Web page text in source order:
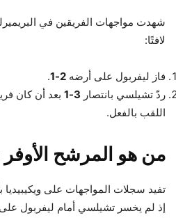
شهدت مواجهات الفريقين في
لافتًا:
فاز ليفربول على أرضه 2-1
.
ردّ تشيلسي بانتصار 3-1
بعد أن كان
اللقب بالفعل.
من هو المرشح
تفيد سجلات المواجهات على ويكيبيديا
إذ لم يخسر تشيلسي أمام ليفربول